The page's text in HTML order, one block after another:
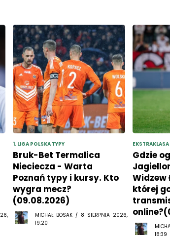
1. LIGA POLSKA TYPY
Bruk-Bet Termalica
Nieciecza - Warta
Poznań typy i kursy. Kto
wygra mecz?
(09.08.2026)
MICHAŁ BOSAK / 8 SIERPNIA 2026,
19:20
Gdzie
Widzew
której
18:39